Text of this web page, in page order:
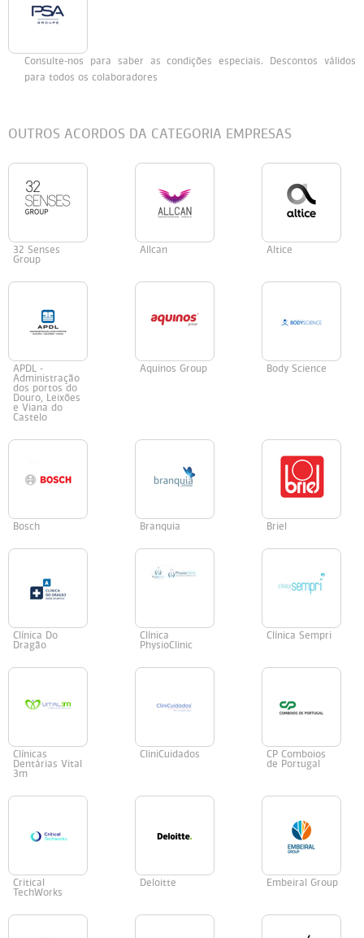
Consulte-nos para saber as condições especiais. Descontos válidos
para todos os colaboradores
OUTROS ACORDOS DA CATEGORIA EMPRESAS
32 Senses
Group
Allcan Altice
APDL -
Administração
dos portos do
Douro, Leixões
e Viana do
Castelo
Aquinos Group Body Science
Bosch Branquia Briel
Clínica Do
Dragão
Clínica
PhysioClinic
Clínica Sempri
Clínicas
Dentárias Vital
3m
CliniCuidados
CP Comboios
de Portugal
Critical
TechWorks
Deloitte Embeiral Group
Persol
Polaroid
Vogue
Ray-Ban
Vogue Eyewear
Persol
Ray-Ban
Polaroid Kids
Ray Ban Junior